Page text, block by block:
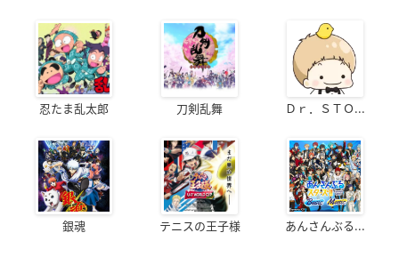
忍たま乱太郎 刀剣乱舞 Ｄｒ．ＳＴＯ...
銀魂 テニスの王子様 あんさんぶる...